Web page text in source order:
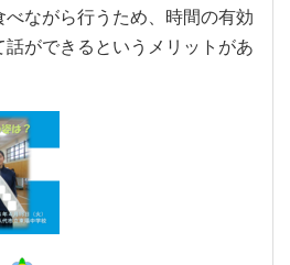
ながら行うため、時間の有効
ができるというメリットがあ